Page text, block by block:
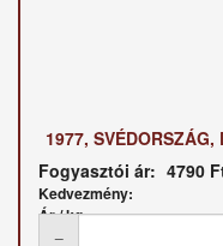
1977,
Fogyasztói ár: 4790
Kedvezmény:
Ár / kg: